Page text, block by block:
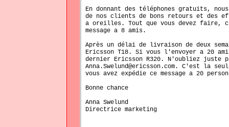
En donnant des téléphones gratuits,
de nos clients de bons retours et des
a oreilles. Tout que vous devez faire,
message a 8 amis.
Après un délai de livraison de deux
Ericsson T18. Si vous l'envoyer a 20
dernier Ericsson R320. N'oubliez juste
Anna.Swelund@ericsson.com. C'est la
vous avez expédie ce message a 20
Bonne chance
Anna Swelund
Directrice marketing